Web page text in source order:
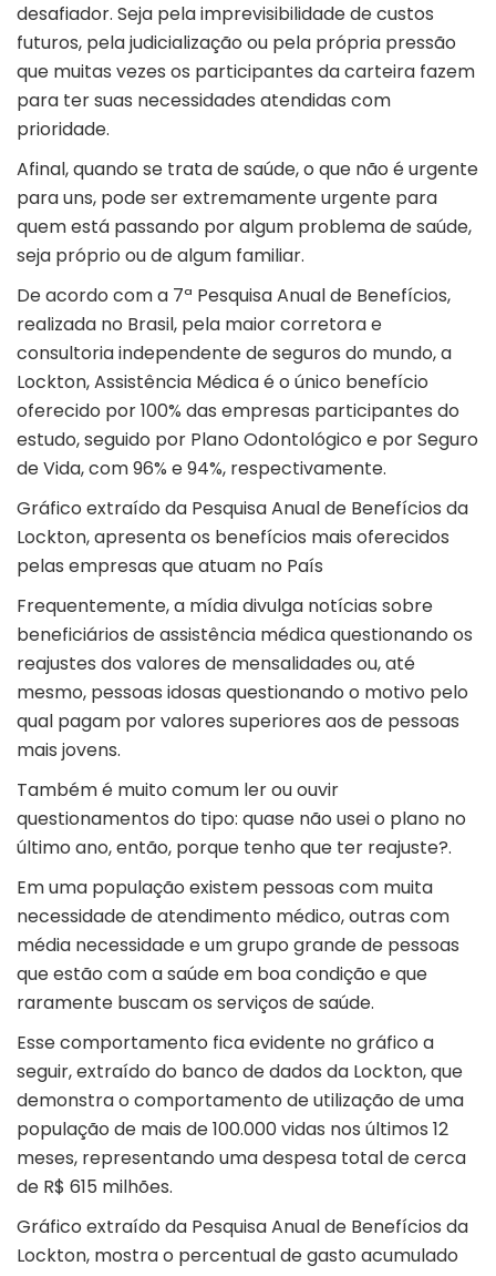
desafiador. Seja pela imprevisibilidade de custos
futuros, pela judicialização ou pela própria pressão
que muitas vezes os participantes da carteira fazem
para ter suas necessidades atendidas com
prioridade.
Afinal, quando se trata de saúde, o que não é urgente
para uns, pode ser extremamente urgente para
quem está passando por algum problema de saúde,
seja próprio ou de algum familiar.
De acordo com a 7ª Pesquisa Anual de Benefícios,
realizada no Brasil, pela maior corretora e
consultoria independente de seguros do mundo, a
Lockton, Assistência Médica é o único benefício
oferecido por 100% das empresas participantes do
estudo, seguido por Plano Odontológico e por Seguro
de Vida, com 96% e 94%, respectivamente.
Gráfico extraído da Pesquisa Anual de Benefícios da
Lockton, apresenta os benefícios mais oferecidos
pelas empresas que atuam no País
Frequentemente, a mídia divulga notícias sobre
beneficiários de assistência médica questionando os
reajustes dos valores de mensalidades ou, até
mesmo, pessoas idosas questionando o motivo pelo
qual pagam por valores superiores aos de pessoas
mais jovens.
Também é muito comum ler ou ouvir
questionamentos do tipo: quase não usei o plano no
último ano, então, porque tenho que ter reajuste?.
Em uma população existem pessoas com muita
necessidade de atendimento médico, outras com
média necessidade e um grupo grande de pessoas
que estão com a saúde em boa condição e que
raramente buscam os serviços de saúde.
Esse comportamento fica evidente no gráfico a
seguir, extraído do banco de dados da Lockton, que
demonstra o comportamento de utilização de uma
população de mais de 100.000 vidas nos últimos 12
meses, representando uma despesa total de cerca
de R$ 615 milhões.
Gráfico extraído da Pesquisa Anual de Benefícios da
Lockton, mostra o percentual de gasto acumulado